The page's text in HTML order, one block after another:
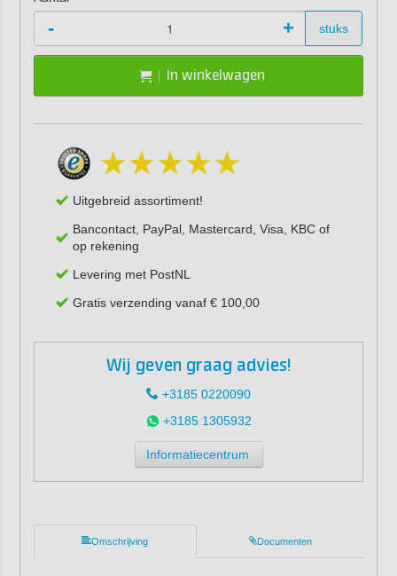
- + stuks
In winkelwagen
Uitgebreid assortiment!
Bancontact, PayPal, Mastercard, Visa, KBC of
op rekening
Levering met PostNL
Gratis verzending vanaf € 100,00
Wij geven graag advies!
+3185 0220090
+3185 1305932
Informatiecentrum
Omschrijving Documenten